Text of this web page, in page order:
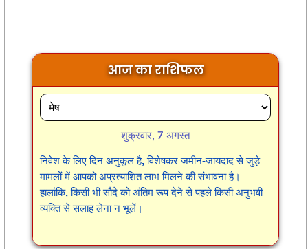
आज का राशिफल
शुक्रवार, 7 अगस्त
निवेश के लिए दिन अनुकूल है, विशेषकर जमीन-जायदाद से जुड़े
मामलों में आपको अप्रत्याशित लाभ मिलने की संभावना है।
हालांकि, किसी भी सौदे को अंतिम रूप देने से पहले किसी अनुभवी
व्यक्ति से सलाह लेना न भूलें।